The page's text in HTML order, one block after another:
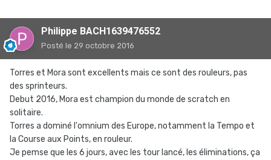
Philippe BACH1639476552
Posté le 29 octobre 2016
Torres et Mora sont excellents mais ce sont des rouleurs, pas
des sprinteurs.
Debut 2016, Mora est champion du monde de scratch en
solitaire.
Torres a dominé l'omnium des Europe, notamment la Tempo et
la Course aux Points, en rouleur.
Je pemse que les 6 jours, avec les tour lancé, les éliminations, ça